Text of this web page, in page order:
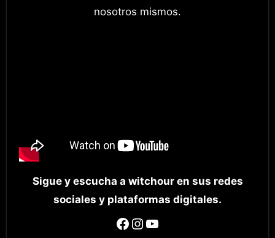
nosotros mismos.
Sigue y escucha a witchour en sus redes
sociales y plataformas digitales.
Facebook Instagram YouTube